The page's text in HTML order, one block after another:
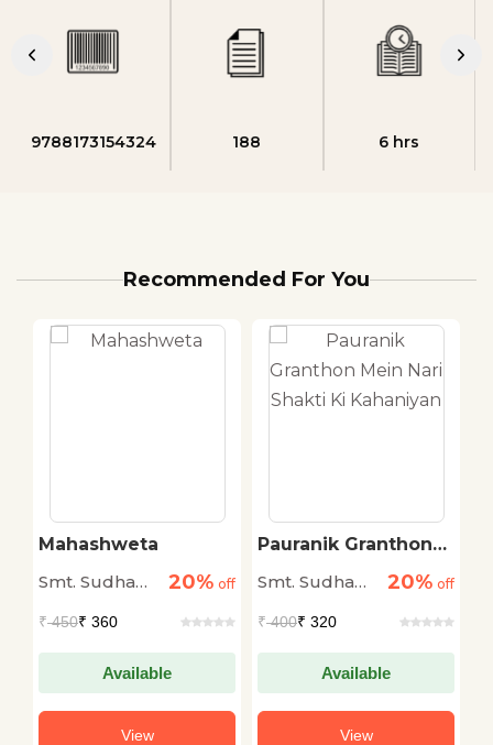
9788173154324 188 6 hrs
Recommended For You
Mahashweta
Smt. Sudha
20% off
₹450₹ 360
Available
View
Pauranik Granthon
Kahaniyan
Smt. Sudha
20% off
₹400₹ 320
Available
View